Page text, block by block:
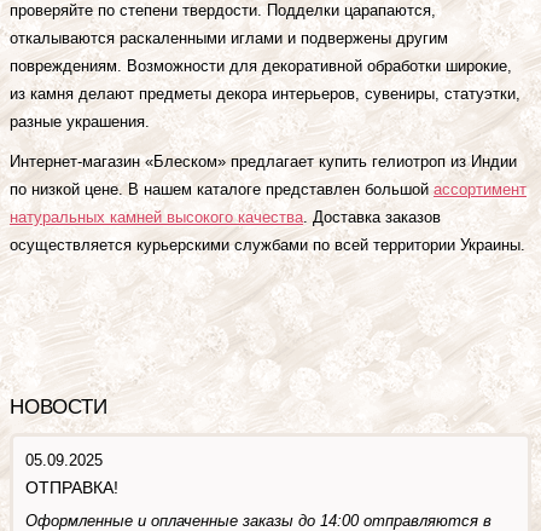
проверяйте по степени твердости. Подделки царапаются,
откалываются раскаленными иглами и подвержены другим
повреждениям. Возможности для декоративной обработки широкие,
из камня делают предметы декора интерьеров, сувениры, статуэтки,
разные украшения.
Интернет-магазин «Блеском» предлагает купить гелиотроп из Индии
по низкой цене. В нашем каталоге представлен большойассортимент
натуральных камней высокого качества. Доставка заказов
осуществляется курьерскими службами по всей территории Украины.
НОВОСТИ
05.09.2025
ОТПРАВКА!
Оформленные и оплаченные заказы до 14:00 отправляются в